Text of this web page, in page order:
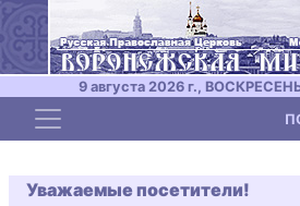
9 августа 2026 г.,
Toggle navigation
Уважаемые посетители!